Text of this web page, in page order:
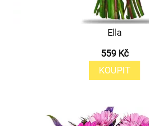
Ella
559 Kč
KOUPIT